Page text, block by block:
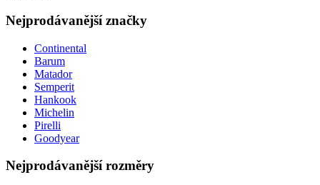
Nejprodávanější značky
Continental
Barum
Matador
Semperit
Hankook
Michelin
Pirelli
Goodyear
Nejprodávanější rozměry